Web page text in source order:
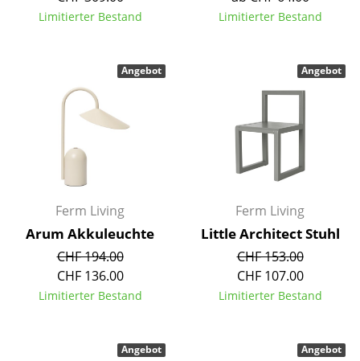
Einzelteile
Aufbewahren
Regale & Schränke
Bücherregale
Wandregale
Sideboards & Kommoden
Beistell- & Rollcontainer
Limitierter Bestand Limitierter Bestand
Ferm Living
Arum Akkuleuchte
CHF 194.00
CHF 136.00
Limitierter Bestand
Angebot
Ferm Living
Little Architect Stuhl
CHF 153.00
CHF 107.00
Limitierter Bestand
Angebot
Angebot Angebot